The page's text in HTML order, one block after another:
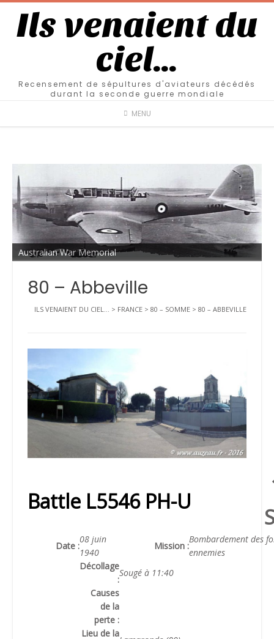
Ils venaient du
ciel…
Recensement de sépultures d'aviateurs décédés
durant la seconde guerre mondiale
MENU
Australian War Memorial
80 – Abbeville
ILS VENAIENT DU CIEL... > FRANCE > 80 – SOMME > 80 – ABBEVILLE
Battle L5546 PH-U
Date :
08 juin
1940
Mission :
Bombardement des
ennemies
Décollage
:
Sougé à 11:40
Causes
de la
perte :
Lieu de la